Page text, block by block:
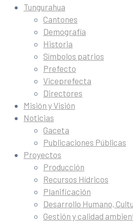
Tungurahua
Cantones
Demografía
Historia
Símbolos patrios
Prefecto
Viceprefecta
Directores
Misión y Visión
Noticias
Gaceta
Publicaciones Públicas
Proyectos
Producción
Recursos Hídricos
Planificación
Desarrollo Humano,
Gestión y calidad